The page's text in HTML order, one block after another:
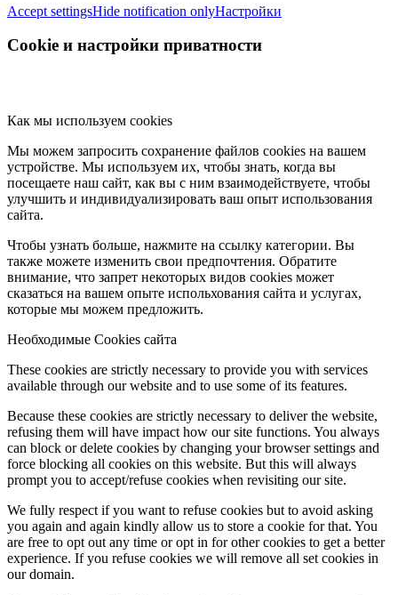
Accept settingsHide notification onlyНастройки
Cookie и настройки приватности
Как мы используем cookies
Мы можем запросить сохранение файлов cookies на вашем
устройстве. Мы используем их, чтобы знать, когда вы
посещаете наш сайт, как вы с ним взаимодействуете, чтобы
улучшить и индивидуализировать ваш опыт использования
сайта.
Чтобы узнать больше, нажмите на ссылку категории. Вы
также можете изменить свои предпочтения. Обратите
внимание, что запрет некоторых видов cookies может
сказаться на вашем опыте испольхования сайта и услугах,
которые мы можем предложить.
Необходимые Cookies сайта
These cookies are strictly necessary to provide you with services
available through our website and to use some of its features.
Because these cookies are strictly necessary to deliver the website,
refusing them will have impact how our site functions. You always
can block or delete cookies by changing your browser settings and
force blocking all cookies on this website. But this will always
prompt you to accept/refuse cookies when revisiting our site.
We fully respect if you want to refuse cookies but to avoid asking
you again and again kindly allow us to store a cookie for that. You
are free to opt out any time or opt in for other cookies to get a better
experience. If you refuse cookies we will remove all set cookies in
our domain.